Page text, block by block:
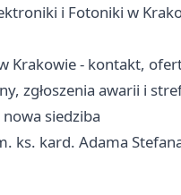
i Fotoniki w
Krakowie - kontakt,
zgłoszenia awarii i
siedziba
ks. kard. Adama